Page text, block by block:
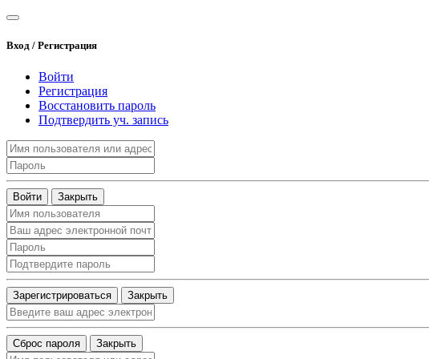
Вход / Регистрация
Войти
Регистрация
Восстановить пароль
Подтвердить уч. запись
Войти Закрыть
Зарегистрироваться Закрыть
Сброс пароля Закрыть